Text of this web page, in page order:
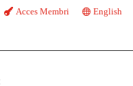
Acces Membri English